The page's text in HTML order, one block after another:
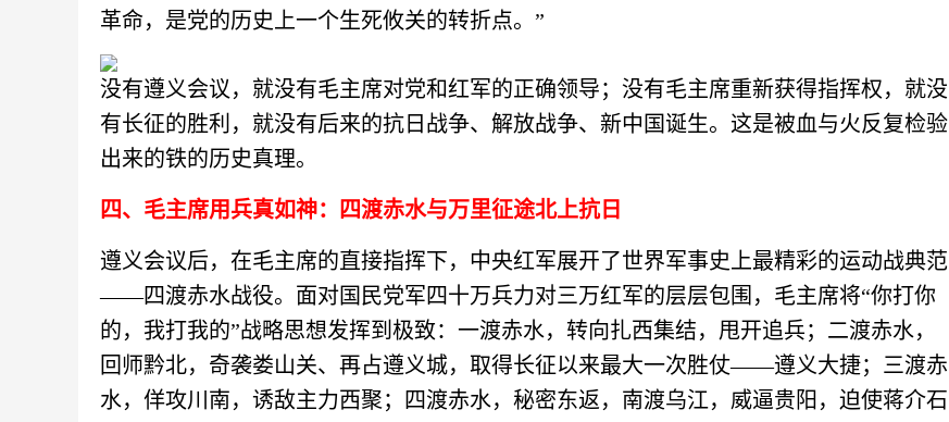
革命，是党的历史上一个生死攸关的转折点。”
没有遵义会议，就没有毛主席对党和红军的正确领导；没有毛主席重新获得指挥权，就没
有长征的胜利，就没有后来的抗日战争、解放战争、新中国诞生。这是被血与火反复检验
出来的铁的历史真理。
四、毛主席用兵真如神：四渡赤水与万里征途北上抗日
遵义会议后，在毛主席的直接指挥下，中央红军展开了世界军事史上最精彩的运动战典范
——四渡赤水战役。面对国民党军四十万兵力对三万红军的层层包围，毛主席将“你打你
的，我打我的”战略思想发挥到极致： 一渡赤水，转向扎西集结，甩开追兵；二渡赤水，
回师黔北，奇袭娄山关、再占遵义城，取得长征以来最大一次胜仗——遵义大捷；三渡赤
水，佯攻川南，诱敌主力西聚；四渡赤水，秘密东返，南渡乌江，威逼贵阳，迫使蒋介石